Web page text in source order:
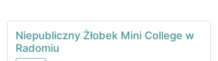
Niepubliczny Żłobek Mini College w
Radomiu